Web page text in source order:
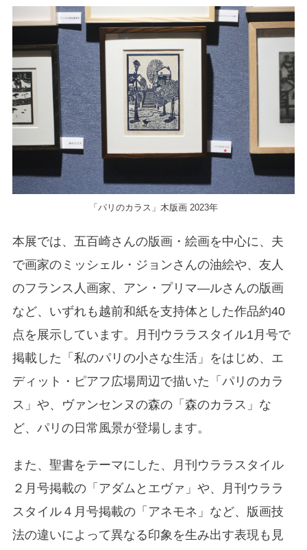
「パリのカラス」木版画 2023年
本展では、五百崎さんの版画・絵画を中心に、夫
で画家のミッシェル・ジョンさんの油絵や、友人
のフランス人画家、アン・プリマ―ルさんの版画
など、いずれも越前和紙を支持体とした作品約40
点を展示しています。月刊ウララスタイル1月号で
掲載した「私のパリの小さな生活」をはじめ、エ
ディット・ピアフ広場周辺で描いた「パリのカラ
ス」や、ヴァンセンヌの森の「森のカラス」な
ど、パリの日常風景が登場します。
また、聖書をテーマにした、月刊ウララスタイル
２月号掲載の「アダムとエヴァ」や、月刊ウララ
スタイル４月号掲載の「アネモネ」など、版画技
法の違いによって異なる印象を生み出す表現も見